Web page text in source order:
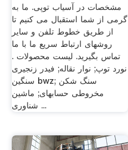
مشخصات در آسیاب توپی. ما به
گرمی از شما استقبال می کنیم تا
از طریق خطوط تلفن و سایر
روشهای ارتباط سریع ما با ما
تماس بگیرید. لیست محصولات .
نورد توپ; نوار نقاله; فیدر زنجیری
سنگین bwz; سنگ شکن
مخروطی حسابهای; ماشین
شناوری ...